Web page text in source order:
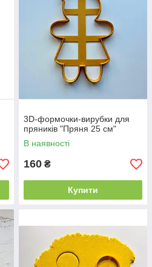
3D-формочки-вирубки для
пряників "Пряня 25 см"
В наявності
160 ₴
Купити